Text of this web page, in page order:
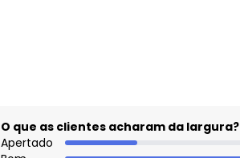
O que as clientes acharam da largura?
Apertado